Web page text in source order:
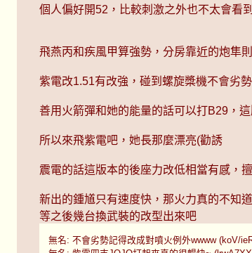
個人偏好開52，比較刺激之外也不太會看
飛燕丙和疾風甲算強勢，分房靠近的炮隼
紫電改1.51有改強，碰到螺旋槳機不會劣
善用火箭彈和她的能量的話可以打B29，
所以來飛紫電吧，她長那麼漂亮(勸誘
震電的話這版本的後座力改低相當有感，
新出的鍾馗只有速度快，那火力真的不知
等之後幾台換武裝的改型出來吧
無名: 不會劣勢記得改成對噴火例外wwww (koV/